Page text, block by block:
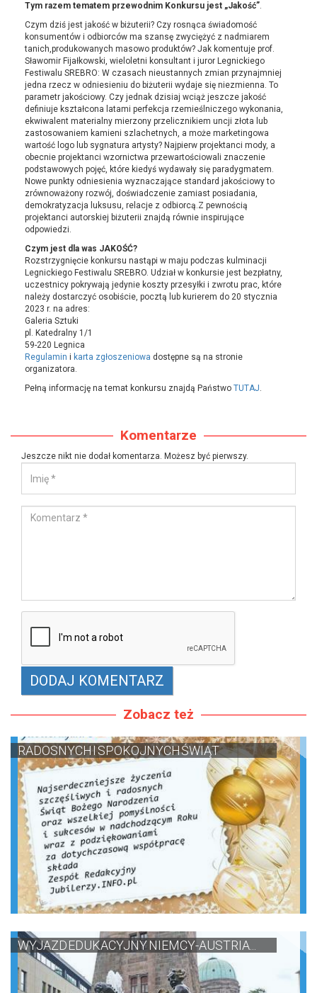
Tym razem tematem przewodnim Konkursu jest „Jakość”.
Czym dziś jest jakość w biżuterii? Czy rosnąca świadomość
konsumentów i odbiorców ma szansę zwyciężyć z nadmiarem
tanich,produkowanych masowo produktów? Jak komentuje prof.
Sławomir Fijałkowski, wieloletni konsultant i juror Legnickiego
Festiwalu SREBRO: W czasach nieustannych zmian przynajmniej
jedna rzecz w odniesieniu do biżuterii wydaje się niezmienna. To
parametr jakościowy. Czy jednak dzisiaj wciąż jeszcze jakość
definiuje kształcona latami perfekcja rzemieślniczego wykonania,
ekwiwalent materialny mierzony przelicznikiem uncji złota lub
zastosowaniem kamieni szlachetnych, a może marketingowa
wartość logo lub sygnatura artysty? Najpierw projektanci mody, a
obecnie projektanci wzornictwa przewartościowali znaczenie
podstawowych pojęć, które kiedyś wydawały się paradygmatem.
Nowe punkty odniesienia wyznaczające standard jakościowy to
zrównoważony rozwój, doświadczenie zamiast posiadania,
demokratyzacja luksusu, relacje z odbiorcą.Z pewnością
projektanci autorskiej biżuterii znajdą równie inspirujące
odpowiedzi.
Czym jest dla was JAKOŚĆ?
Rozstrzygnięcie konkursu nastąpi w maju podczas kulminacji
Legnickiego Festiwalu SREBRO. Udział w konkursie jest bezpłatny,
uczestnicy pokrywają jedynie koszty przesyłki i zwrotu prac, które
należy dostarczyć osobiście, pocztą lub kurierem do 20 stycznia
2023 r. na adres:
Galeria Sztuki
pl. Katedralny 1/1
59-220 Legnica
Regulamin i karta zgłoszeniowa dostępne są na stronie
organizatora.
Pełną informację na temat konkursu znajdą Państwo TUTAJ.
Komentarze
Jeszcze nikt nie dodał komentarza. Możesz być pierwszy.
Zobacz też
RADOSNYCH I SPOKOJNYCH ŚWIĄT
WYJAZD EDUKACYJNY NIEMCY-AUSTRIA...